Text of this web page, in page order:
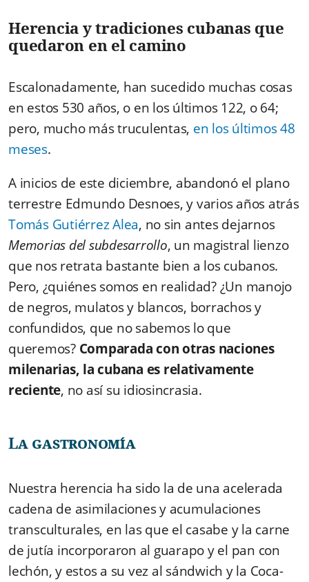
Herencia y tradiciones cubanas que
quedaron en el camino
Escalonadamente, han sucedido muchas cosas
en estos 530 años, o en los últimos 122, o 64;
pero, mucho más truculentas, en los últimos 48
meses.
A inicios de este diciembre, abandonó el plano
terrestre Edmundo Desnoes, y varios años atrás
Tomás Gutiérrez Alea, no sin antes dejarnos
Memorias del subdesarrollo, un magistral lienzo
que nos retrata bastante bien a los cubanos.
Pero, ¿quiénes somos en realidad? ¿Un manojo
de negros, mulatos y blancos, borrachos y
confundidos, que no sabemos lo que
queremos? Comparada con otras naciones
milenarias, la cubana es relativamente
reciente, no así su idiosincrasia.
La gastronomía
Nuestra herencia ha sido la de una acelerada
cadena de asimilaciones y acumulaciones
transculturales, en las que el casabe y la carne
de jutía incorporaron al guarapo y el pan con
lechón, y estos a su vez al sándwich y la Coca-